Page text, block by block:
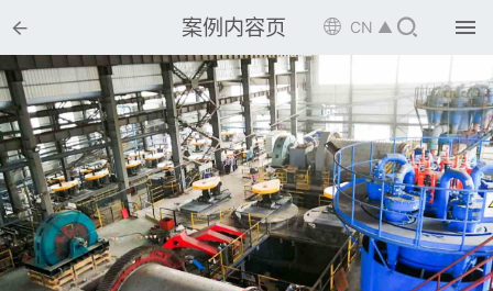
 案例内容页 CN ▲ 
 选矿设备
 配件耗材
 解决方案
 选矿总包